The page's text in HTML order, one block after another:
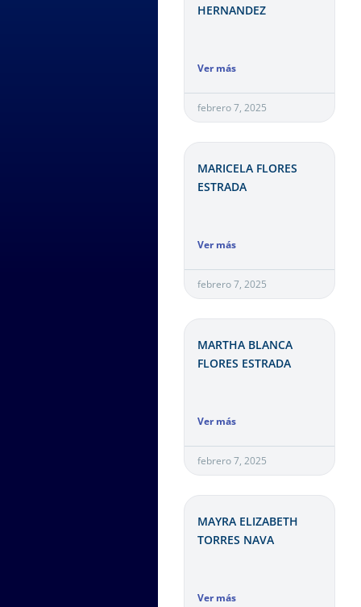
HERNANDEZ
Ver más
febrero 7, 2025
MARICELA FLORES
ESTRADA
Ver más
febrero 7, 2025
MARTHA BLANCA
FLORES ESTRADA
Ver más
febrero 7, 2025
MAYRA ELIZABETH
TORRES NAVA
Ver más